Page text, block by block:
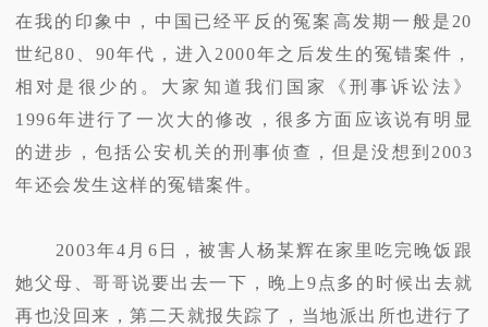
在我的印象中，中国已经平反的冤案高发期一般是20
世纪80、90年代，进入2000年之后发生的冤错案件，
相对是很少的。大家知道我们国家《刑事诉讼法》
1996年进行了一次大的修改，很多方面应该说有明显
的进步，包括公安机关的刑事侦查，但是没想到2003
年还会发生这样的冤错案件。
2003年4月6日，被害人杨某辉在家里吃完晚饭跟
她父母、哥哥说要出去一下，晚上9点多的时候出去就
再也没回来，第二天就报失踪了，当地派出所也进行了